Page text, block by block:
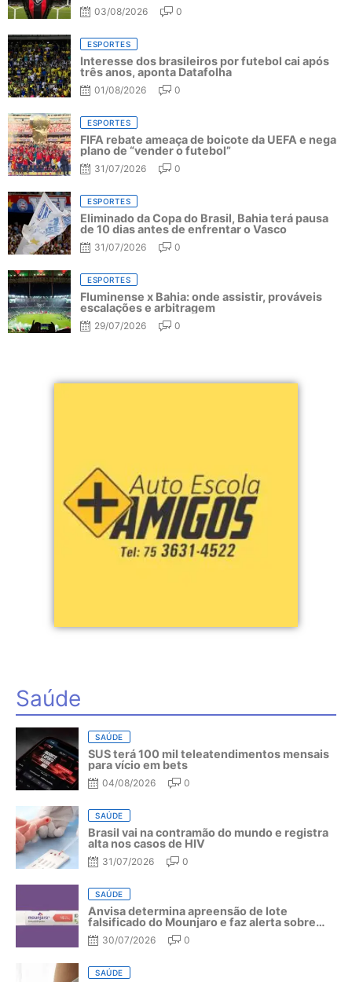
03/08/2026 0
ESPORTES
Interesse dos brasileiros por futebol cai após
três anos, aponta Datafolha
01/08/2026 0
ESPORTES
FIFA rebate ameaça de boicote da UEFA e nega
plano de “vender o futebol”
31/07/2026 0
ESPORTES
Eliminado da Copa do Brasil, Bahia terá pausa
de 10 dias antes de enfrentar o Vasco
31/07/2026 0
ESPORTES
Fluminense x Bahia: onde assistir, prováveis
escalações e arbitragem
29/07/2026 0
Saúde
SAÚDE
SUS terá 100 mil teleatendimentos mensais
para vício em bets
04/08/2026 0
SAÚDE
Brasil vai na contramão do mundo e registra
alta nos casos de HIV
31/07/2026 0
SAÚDE
Anvisa determina apreensão de lote
falsificado do Mounjaro e faz alerta sobre
riscos do medicamento
30/07/2026 0
SAÚDE